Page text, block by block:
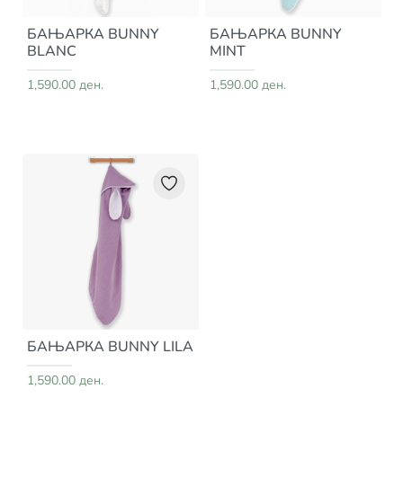
БАЊАРКА BUNNY
BLANC
1,590.00 ден.
БАЊАРКА BUNNY
MINT
1,590.00 ден.
БАЊАРКА BUNNY LILA
1,590.00 ден.